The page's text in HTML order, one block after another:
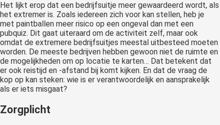
Het lijkt erop dat een bedrijfsuitje meer gewaardeerd wordt, als
het extremer is. Zoals iedereen zich voor kan stellen, heb je
met paintballen meer risico op een ongeval dan met een
pubquiz. Dit gaat uiteraard om de activiteit zelf, maar ook
omdat de extremere bedrijfsuitjes meestal uitbesteed moeten
worden. De meeste bedrijven hebben gewoon niet de ruimte en
de mogelijkheden om op locatie te karten… Dat betekent dat
er ook reistijd en -afstand bij komt kijken. En dat de vraag de
kop op kan steken: wie is er verantwoordelijk en aansprakelijk
als er iets misgaat?
Zorgplicht